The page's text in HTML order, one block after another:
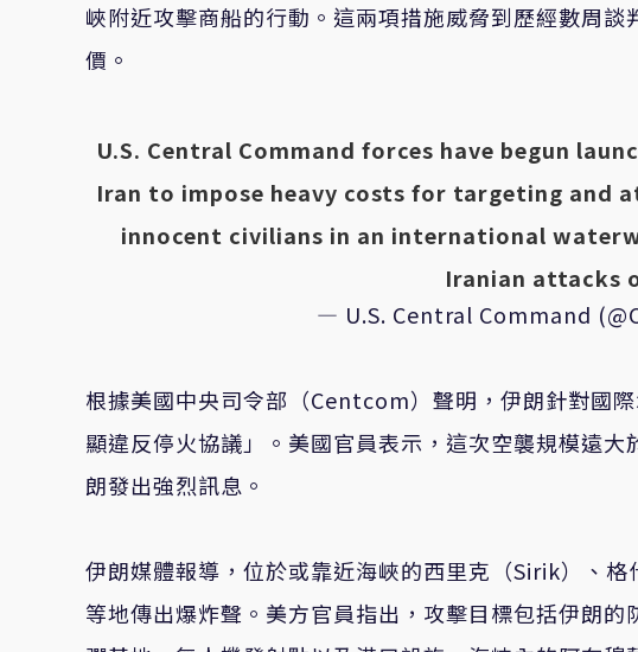
峽附近攻擊商船的行動。這兩項措施威脅到歷經數周
價。
U.S. Central Command forces have begun
Iran to impose heavy costs for targeting and
innocent civilians in an international
Iranian attacks
— U.S. Central Command
根據美國中央司令部（Centcom）聲明，伊朗針對國
顯違反停火協議」。美國官員表示，這次空襲規模遠
朗發出強烈訊息。
伊朗媒體報導，位於或靠近海峽的西里克（Sirik）、
等地傳出爆炸聲。美方官員指出，攻擊目標包括伊朗